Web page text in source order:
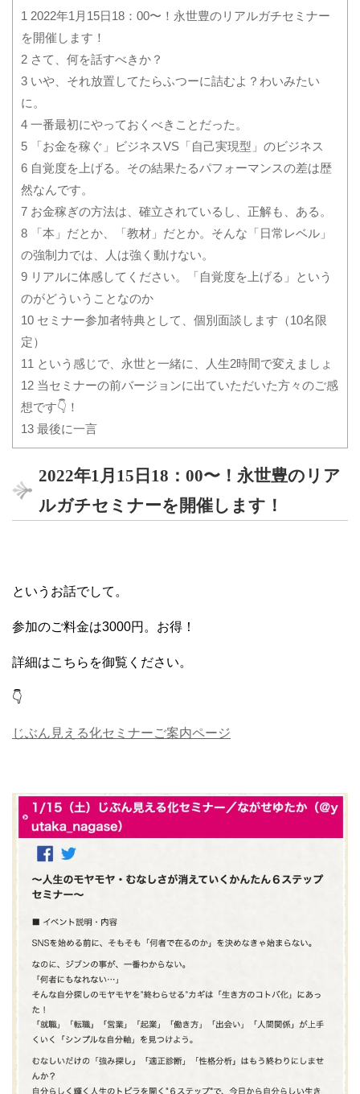
1 2022年1月15日18：00〜！永世豊のリアルガチセミナー
を開催します！
2 さて、何を話すべきか？
3 いや、それ放置してたらふつーに詰むよ？わいみたい
に。
4 一番最初にやっておくべきことだった。
5 「お金を稼ぐ」ビジネスVS「自己実現型」のビジネス
6 自覚度を上げる。その結果たるパフォーマンスの差は歴
然なんです。
7 お金稼ぎの方法は、確立されているし、正解も、ある。
8 「本」だとか、「教材」だとか。そんな「日常レベル」
の強制力では、人は強く動けない。
9 リアルに体感してください。「自覚度を上げる」という
のがどういうことなのか
10 セミナー参加者特典として、個別面談します（10名限
定）
11 という感じで、永世と一緒に、人生2時間で変えましょ
12 当セミナーの前バージョンに出ていただいた方々のご感
想です👇！
13 最後に一言
2022年1月15日18：00〜！永世豊のリア
ルガチセミナーを開催します！
というお話でして。
参加のご料金は3000円。お得！
詳細はこちらを御覧ください。
👇
じぶん見える化セミナーご案内ページ